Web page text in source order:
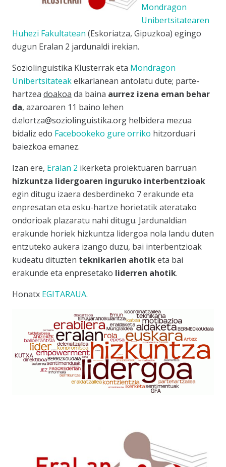
Mondragon
Unibertsitatearen
Huhezi Fakultatean (Eskoriatza, Gipuzkoa) egingo
dugun Eralan 2 jardunaldi irekian.
Soziolinguistika Klusterrak eta Mondragon
Unibertsitateakelkarlanean antolatu dute; parte-
hartzea doakoa da baina aurrez izena eman behar
da, azaroaren 11 baino lehen
d.elortza@soziolinguistika.org helbidera mezua
bidaliz edo Facebookeko gure orriko hitzorduari
baiezkoa emanez.
Izan ere, Eralan 2 ikerketa proiektuaren barruan
hizkuntza lidergoaren inguruko interbentzioak
egin ditugu izaera desberdineko 7 erakunde eta
enpresatan eta esku-hartze horietatik ateratako
ondorioak plazaratu nahi ditugu. Jardunaldian
erakunde horiek hizkuntza lidergoa nola landu duten
entzuteko aukera izango duzu, bai interbentzioak
kudeatu dituzten teknikarien ahotiketa bai
erakunde eta enpresetako liderren ahotik.
Honatx EGITARAUA.